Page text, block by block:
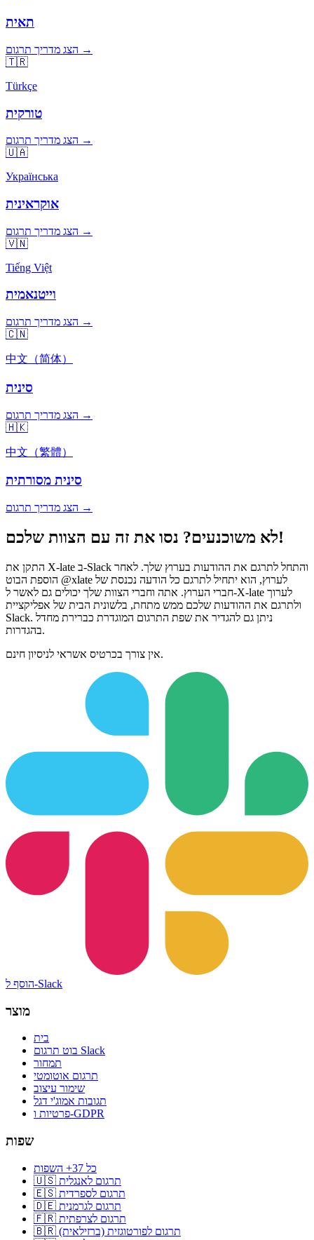
תאית
הצג מדריך תרגום →
🇹🇷
Türkçe
טורקית
הצג מדריך תרגום →
🇺🇦
Українська
אוקראינית
הצג מדריך תרגום →
🇻🇳
Tiếng Việt
וייטנאמית
הצג מדריך תרגום →
🇨🇳
中文（简体）
סינית
הצג מדריך תרגום →
🇭🇰
中文（繁體）
סינית מסורתית
הצג מדריך תרגום →
לא משוכנעים? נסו את זה עם הצוות שלכם!
התקן את X-late ב-Slack והתחל לתרגם את ההודעות בערוץ שלך. לאחר
הוספת הבוט @xlate לערוץ, הוא יתחיל לתרגם כל הודעה נכנסת של
חברי הערוץ. אתה וחברי הצוות שלך יכולים גם לאשר ל-X-late לערוך
ולתרגם את ההודעות שלכם ממש מתחת, בלשונית הבית של אפליקציית
Slack. ניתן גם להגדיר את שפת התרגום המוגדרת כברירת מחדל
בהגדרות.
אין צורך בכרטיס אשראי לניסיון חינם.
הוסף ל-Slack
מוצר
בית
בוט תרגום Slack
תמחור
תרגום אוטומטי
שימור עיצוב
תגובות אמוג'י דגל
פרטיות ו-GDPR
שפות
כל 37+ השפות
🇺🇸 תרגום לאנגלית
🇪🇸 תרגום לספרדית
🇩🇪 תרגום לגרמנית
🇫🇷 תרגום לצרפתית
🇧🇷 תרגום לפורטוגזית (ברזילאית)